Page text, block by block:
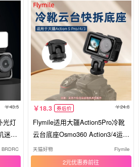
43.5
光灯
迷你
颜
BRDRC
18.3 券后价 24.8
Flymile适用大疆Action5Pro冷靴
云台底座Osmo360 Action3/4运动
相机磁吸快拆转接件拓展固定支
架单反热靴配件
天猫好物 Flymile
2元优惠券